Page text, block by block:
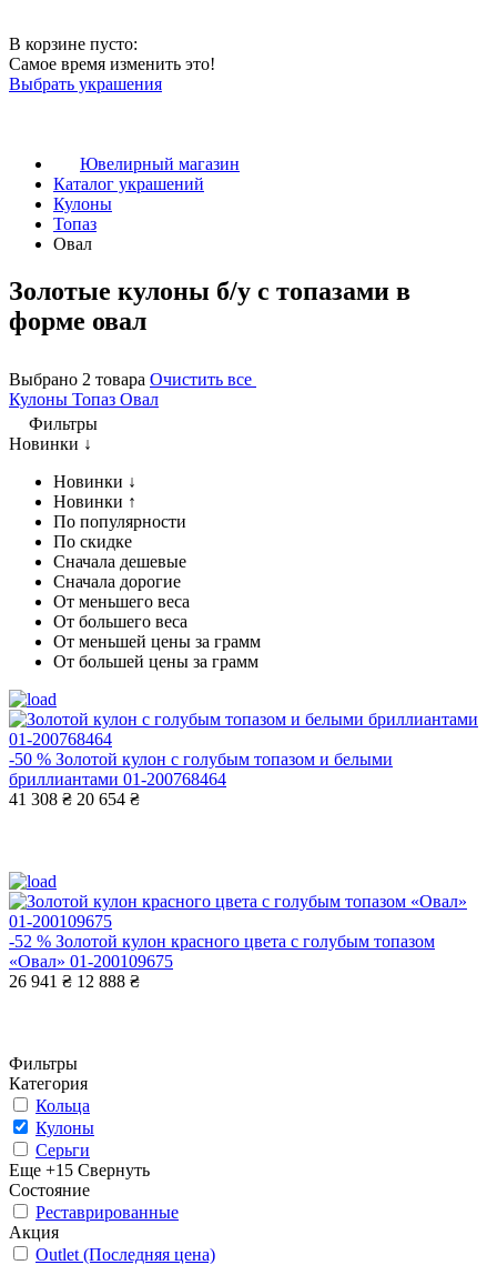
В корзине пусто:
Самое время изменить это!
Выбрать украшения
Ювелирный магазин
Каталог украшений
Кулоны
Топаз
Овал
Золотые кулоны б/у с топазами в
форме овал
Выбрано 2 товара Очистить все
Кулоны Топаз Овал
Фильтры
Новинки ↓
Новинки ↓
Новинки ↑
По популярности
По скидке
Сначала дешевые
Сначала дорогие
От меньшего веса
От большего веса
От меньшей цены за грамм
От большей цены за грамм
-50 % Золотой кулон с голубым топазом и белыми
бриллиантами 01-200768464
41 308 ₴ 20 654 ₴
-52 % Золотой кулон красного цвета с голубым топазом
«Овал» 01-200109675
26 941 ₴ 12 888 ₴
Фильтры
Категория
Кольца
Кулоны
Серьги
Еще +15 Свернуть
Состояние
Реставрированные
Акция
Outlet (Последняя цена)